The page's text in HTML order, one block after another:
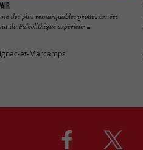
des plus remarquables grottes ornées
du Paléolithique supérieur ...
et-Marcamps